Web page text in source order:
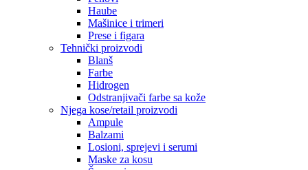
Haube
Mašinice i trimeri
Prese i figara
Tehnički proizvodi
Blanš
Farbe
Hidrogen
Odstranjivači farbe sa kože
Njega kose/retail proizvodi
Ampule
Balzami
Losioni, sprejevi i serumi
Maske za kosu